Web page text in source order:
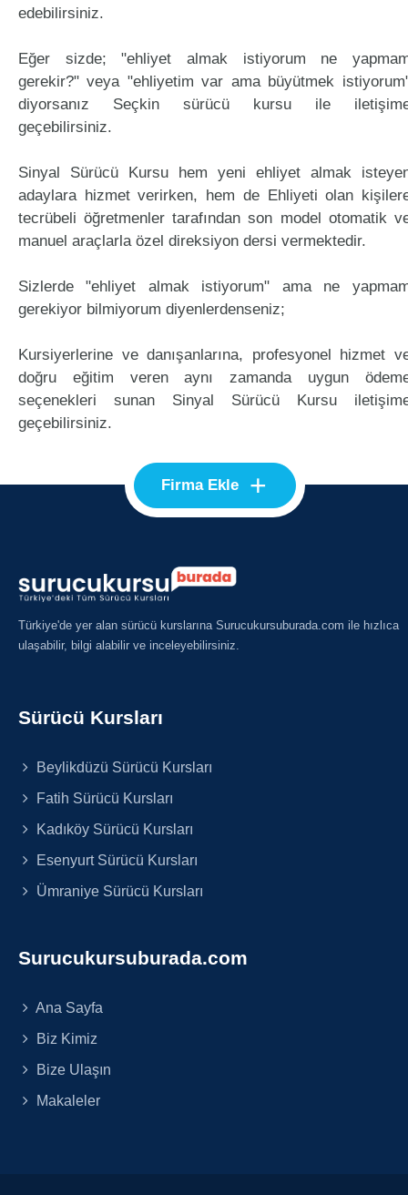
edebilirsiniz.
Eğer sizde; "ehliyet almak istiyorum ne
gerekir?" veya "ehliyetim var ama büyütmek
diyorsanız Seçkin sürücü kursu ile
geçebilirsiniz.
Sinyal Sürücü Kursu hem yeni ehliyet almak
adaylara hizmet verirken, hem de Ehliyeti olan
tecrübeli öğretmenler tarafından son model otomatik
manuel araçlarla özel direksiyon dersi vermektedir.
Sizlerde "ehliyet almak istiyorum" ama ne
gerekiyor bilmiyorum diyenlerdenseniz;
Kursiyerlerine ve danışanlarına, profesyonel hizmet
doğru eğitim veren aynı zamanda uygun
seçenekleri sunan Sinyal Sürücü Kursu
geçebilirsiniz.
Firma Ekle +
Türkiye'de yer alan sürücü kurslarına Surucukursuburada.com ile hızlıca
ulaşabilir, bilgi alabilir ve inceleyebilirsiniz.
Sürücü Kursları
Beylikdüzü Sürücü Kursları
Fatih Sürücü Kursları
Kadıköy Sürücü Kursları
Esenyurt Sürücü Kursları
Ümraniye Sürücü Kursları
Surucukursuburada.com
Ana Sayfa
Biz Kimiz
Bize Ulaşın
Makaleler